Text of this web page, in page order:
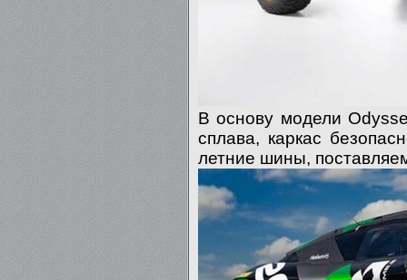
В основу модели
сплава, каркас
летние шины,